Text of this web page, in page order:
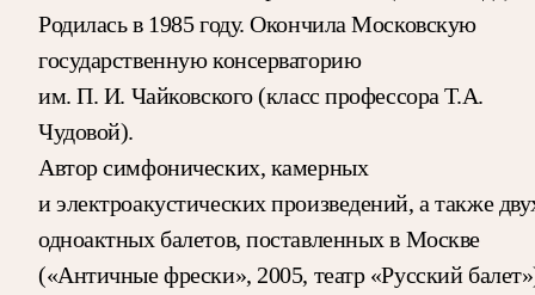
Родилась в 1985 году. Окончила Московскую
государственную консерваторию
им. П. И. Чайковского (класс профессора Т.А.
Чудовой).
Автор симфонических, камерных
и электроакустических произведений, а также
одноактных балетов, поставленных в Москве
(«Античные фрески», 2005, театр «Русский